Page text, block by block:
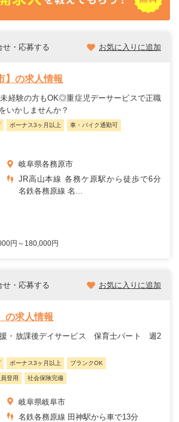
せ・応募する お気に入りに追加
】の求人情報
経験の方もOK◎重症児デーサービスで正職
いかしませんか？
ボーナス3ヶ月以上 車・バイク通勤可
岐阜県各務原市
JR高山本線 各務ケ原駅から徒歩で6分
名鉄各務原線 名...
円～180,000円
せ・応募する お気に入りに追加
の求人情報
援・放課後デイサービス 保育士パート 週2
ボーナス3ヶ月以上 ブランクOK
登用 社会保険完備
岐阜県岐阜市
名鉄各務原線 田神駅から車で13分